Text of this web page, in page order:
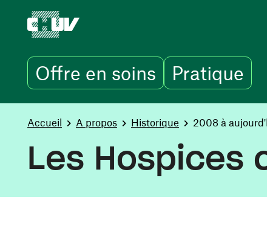
Offre en soins Pratique
You are here:
Accueil A propos Historique 2008 à
Les Hospices